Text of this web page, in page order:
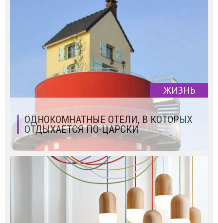
ЖИЗНЬ
ОДНОКОМНАТНЫЕ ОТЕЛИ, В КОТОРЫХ
ОТДЫХАЕТСЯ ПО-ЦАРСКИ